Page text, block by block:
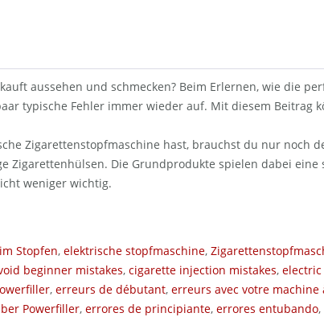
aussehen und schmecken? Beim Erlernen, wie die
typische Fehler immer wieder auf. Mit diesem Beitrag
Zigarettenstopfmaschine hast, brauchst du nur noch
Zigarettenhülsen. Die Grundprodukte spielen dabei eine
weniger wichtig.
Stopfen, elektrische stopfmaschine,
beginner mistakes, cigarette injection mistakes,
, erreurs de débutant, erreurs avec votre machine
Powerfiller, errores de principiante, errores entubando,